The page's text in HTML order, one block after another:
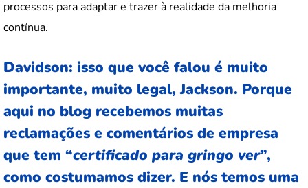
processos para adaptar e trazer à realidade da melhoria
contínua.
Davidson: isso que você falou é muito
importante, muito legal, Jackson. Porque
aqui no blog recebemos muitas
reclamações e comentários de empresa
que tem “certificado para gringo ver”,
como costumamos dizer. E nós temos uma